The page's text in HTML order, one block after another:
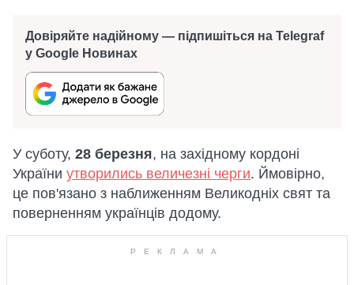
Довіряйте надійному — підпишіться на Telegraf
у Google Новинах
У суботу, 28 березня, на західному кордоні
України утворились величезні черги. Ймовірно,
це пов'язано з наближенням Великодніх свят та
поверненням українців додому.